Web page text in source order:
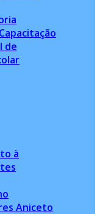
de
à
Aniceto